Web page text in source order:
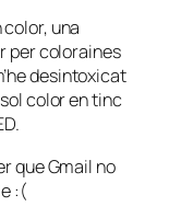
una
per coloraines
desintoxicat
color en tinc
que Gmail no
:(